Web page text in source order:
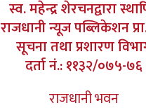
स्व. महेन्द्र शेरचनद्वारा
राजधानी न्यूज पब्लिकेशन
सूचना तथा प्रशारण
दर्ता नं.: ११३२/०७५-७६
राजधानी भवन